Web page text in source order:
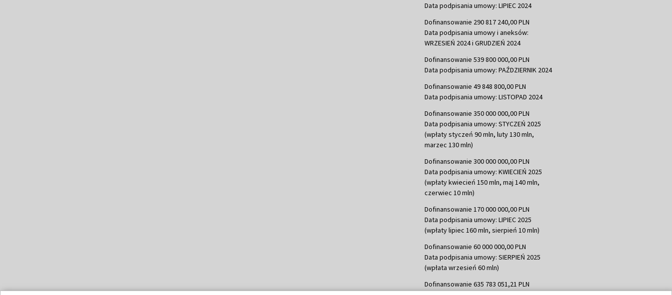
Data podpisania umowy: LIPIEC 2024
Dofinansowanie 290 817 240,00 PLN
Data podpisania umowy i aneksów:
WRZESIEŃ 2024 i GRUDZIEŃ 2024
Dofinansowanie 539 800 000,00 PLN
Data podpisania umowy: PAŹDZIERNIK 2024
Dofinansowanie 49 848 800,00 PLN
Data podpisania umowy: LISTOPAD 2024
Dofinansowanie 350 000 000,00 PLN
Data podpisania umowy: STYCZEŃ 2025
(wpłaty styczeń 90 mln, luty 130 mln,
marzec 130 mln)
Dofinansowanie 300 000 000,00 PLN
Data podpisania umowy: KWIECIEŃ 2025
(wpłaty kwiecień 150 mln, maj 140 mln,
czerwiec 10 mln)
Dofinansowanie 170 000 000,00 PLN
Data podpisania umowy: LIPIEC 2025
(wpłaty lipiec 160 mln, sierpień 10 mln)
Dofinansowanie 60 000 000,00 PLN
Data podpisania umowy: SIERPIEŃ 2025
(wpłata wrzesień 60 mln)
Dofinansowanie 635 783 051,21 PLN